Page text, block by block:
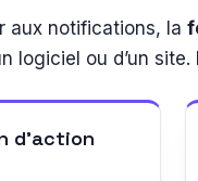
aux notifications, la
logiciel ou d’un
d’action